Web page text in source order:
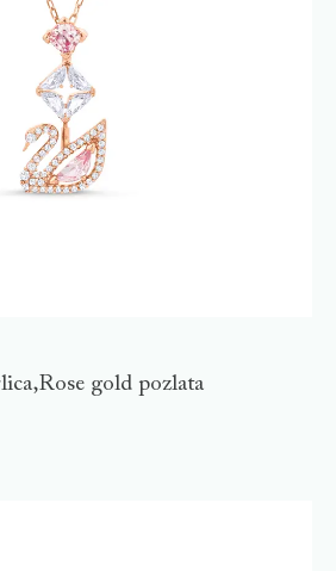
gold pozlata